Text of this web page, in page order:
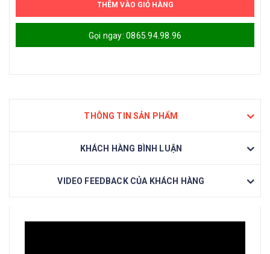
THÊM VÀO GIỎ HÀNG
Gọi ngay: 0865.94.98.96
THÔNG TIN SẢN PHẨM
KHÁCH HÀNG BÌNH LUẬN
VIDEO FEEDBACK CỦA KHÁCH HÀNG